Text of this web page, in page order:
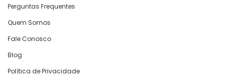
Perguntas Frequentes
Quem Somos
Fale Conosco
Blog
Política de Privacidade